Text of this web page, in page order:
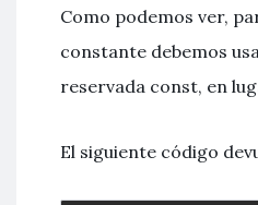
Como podemos ver,
constante debemos
reservada const, en
El siguiente código